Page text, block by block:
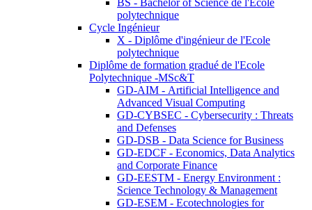
BS - Bachelor of Science de l'Ecole
polytechnique
Cycle Ingénieur
X - Diplôme d'ingénieur de l'Ecole
polytechnique
Diplôme de formation gradué de l'Ecole
Polytechnique -MSc&T
GD-AIM - Artificial Intelligence and
Advanced Visual Computing
GD-CYBSEC - Cybersecurity : Threats
and Defenses
GD-DSB - Data Science for Business
GD-EDCF - Economics, Data Analytics
and Corporate Finance
GD-EESTM - Energy Environment :
Science Technology & Management
GD-ESEM - Ecotechnologies for